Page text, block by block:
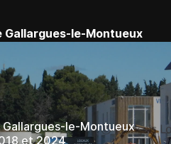
Gallargues-le-Montueux
Pèlerins de
Gallargues-